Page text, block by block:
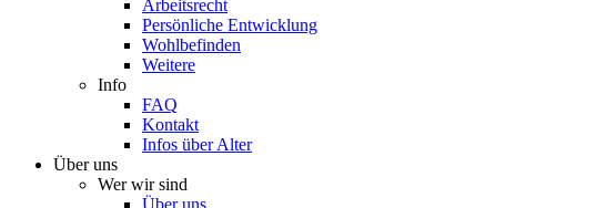
Arbeitsrecht
Persönliche Entwicklung
Wohlbefinden
Weitere
Info
FAQ
Kontakt
Infos über Alter
Über uns
Wer wir sind
Über uns